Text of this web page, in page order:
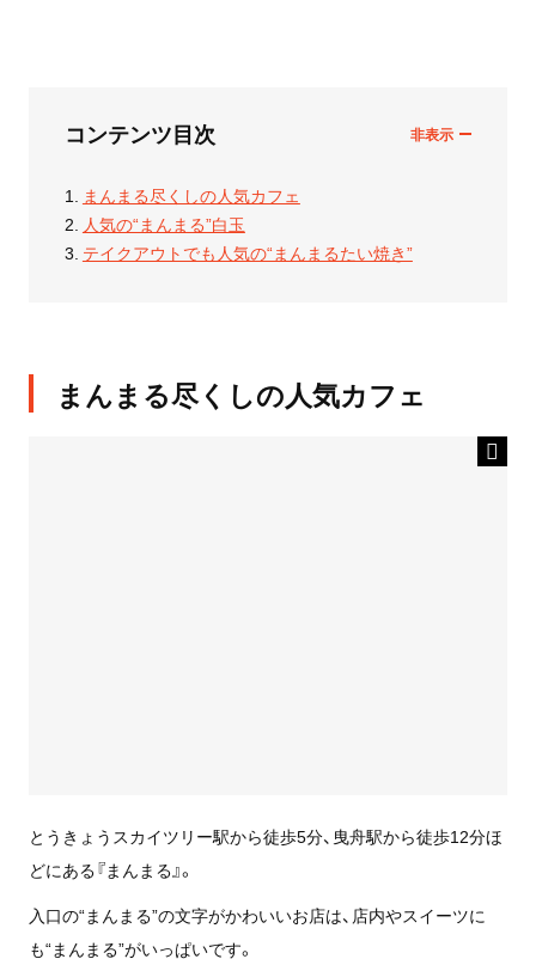
コンテンツ目次
まんまる尽くしの人気カフェ
人気の“まんまる”白玉
テイクアウトでも人気の“まんまるたい焼き”
まんまる尽くしの人気カフェ
とうきょうスカイツリー駅から徒歩5分、曳舟駅から徒歩12分ほ
どにある『まんまる』。
入口の“まんまる”の文字がかわいいお店は、店内やスイーツに
も“まんまる”がいっぱいです。